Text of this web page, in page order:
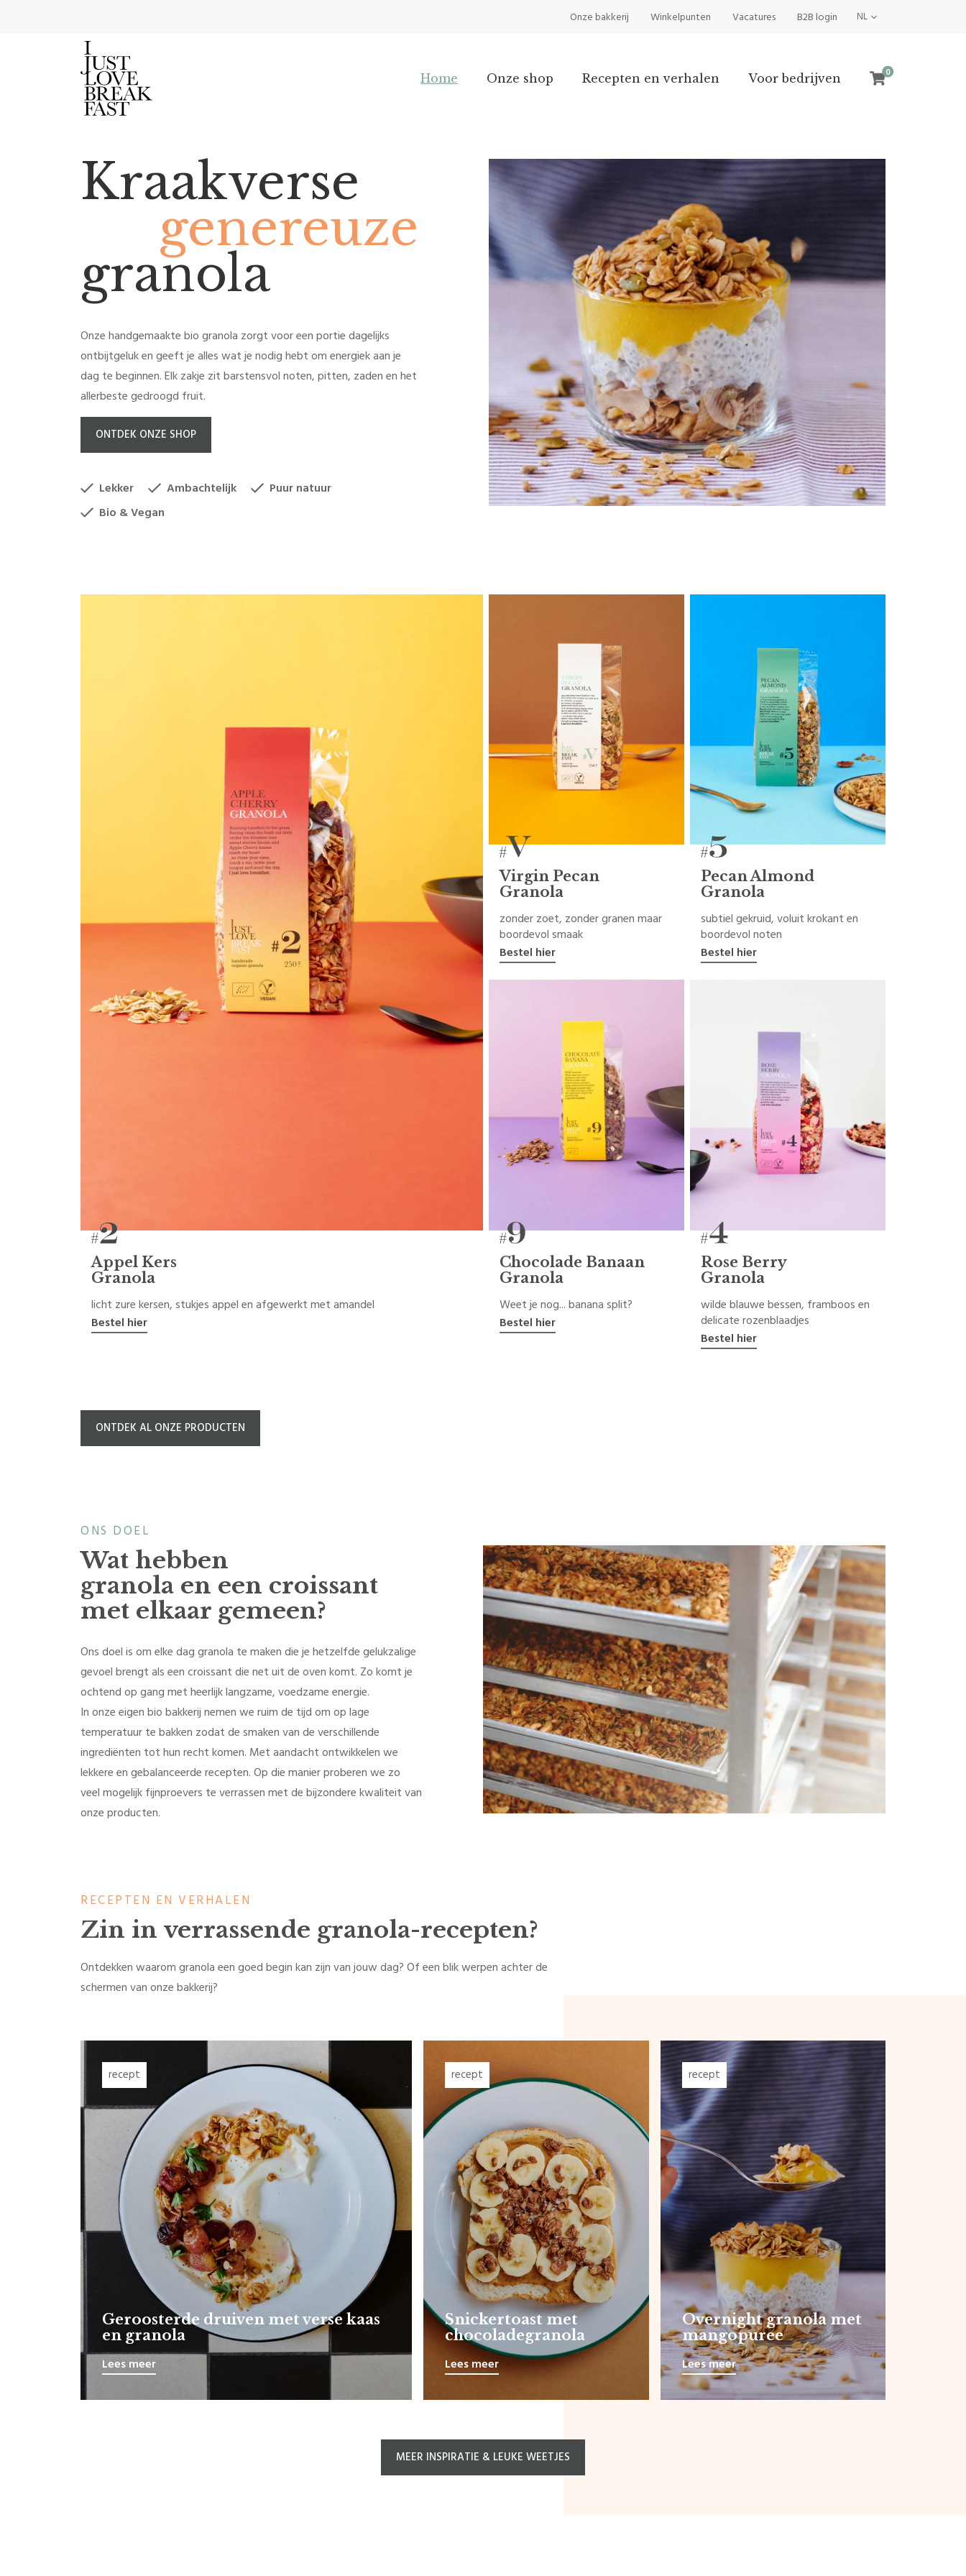
Onze bakkerij Winkelpunten Vacatures B2B login NL
Home Onze shop Recepten en verhalen Voor bedrijven 0
Kraakverse
genereuze
granola
Onze handgemaakte bio granola zorgt voor een portie dagelijks
ontbijtgeluk en geeft je alles wat je nodig hebt om energiek aan je
dag te beginnen. Elk zakje zit barstensvol noten, pitten, zaden en het
allerbeste gedroogd fruit.
ONTDEK ONZE SHOP
Lekker Ambachtelijk
Puur natuur
Bio & Vegan
Appel Kers
Granola
licht zure kersen, stukjes appel en afgewerkt met amandel
Bestel hier
Virgin Pecan
Granola
zonder zoet, zonder granen maar
boordevol smaak
Bestel hier
Pecan Almond
Granola
subtiel gekruid, voluit krokant en
boordevol noten
Bestel hier
Chocolade Banaan
Granola
Weet je nog... banana split?
Bestel hier
Rose Berry
Granola
wilde blauwe bessen, framboos en
delicate rozenblaadjes
Bestel hier
ONTDEK AL ONZE PRODUCTEN
ONS DOEL
Wat hebben
granola en een croissant
met elkaar gemeen?
Ons doel is om elke dag granola te maken die je hetzelfde gelukzalige
gevoel brengt als een croissant die net uit de oven komt. Zo komt je
ochtend op gang met heerlijk langzame, voedzame energie.
In onze eigen bio bakkerij nemen we ruim de tijd om op lage
temperatuur te bakken zodat de smaken van de verschillende
ingrediënten tot hun recht komen. Met aandacht ontwikkelen we
lekkere en gebalanceerde recepten. Op die manier proberen we zo
veel mogelijk fijnproevers te verrassen met de bijzondere kwaliteit van
onze producten.
RECEPTEN EN VERHALEN
Zin in verrassende granola-recepten?
Ontdekken waarom granola een goed begin kan zijn van jouw dag? Of een blik werpen achter de
schermen van onze bakkerij?
recept
Geroosterde druiven met verse kaas
en granola
Lees meer
recept
Snickertoast met
chocoladegranola
Lees meer
recept
Overnight granola met
mangopuree
Lees meer
MEER INSPIRATIE & LEUKE WEETJES